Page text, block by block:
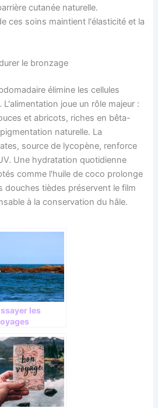
cutanée naturelle.
ces soins maintient l'élasticité et la
le bronzage
élimine les cellules
joue un rôle majeur :
et abricots, riches en bêta-
naturelle. La
source de lycopène, renforce
Une hydratation quotidienne
comme l'huile de coco prolonge
douches tièdes préservent le film
à la conservation du hâle.
les